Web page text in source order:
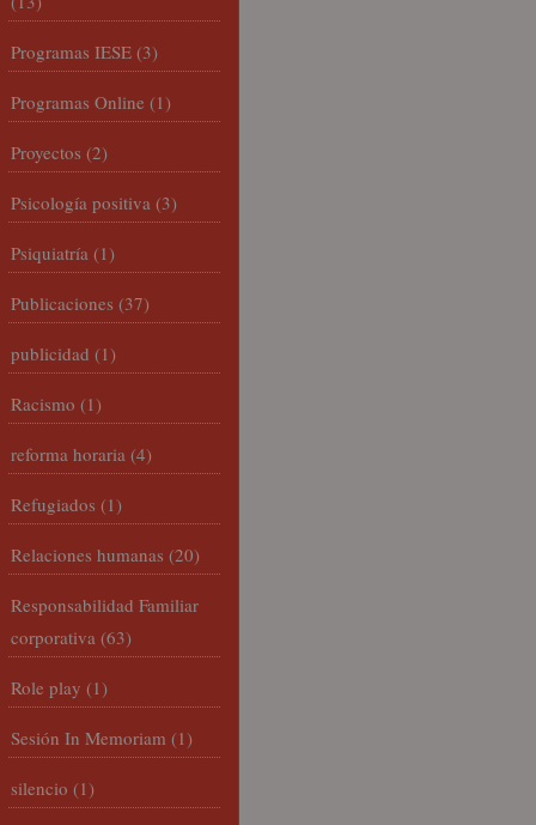
Programas IESE (3)
Programas Online (1)
Proyectos (2)
Psicología positiva (3)
Psiquiatría (1)
Publicaciones (37)
publicidad (1)
Racismo (1)
reforma horaria (4)
Refugiados (1)
Relaciones humanas (20)
Responsabilidad Familiar
corporativa (63)
Role play (1)
Sesión In Memoriam (1)
silencio (1)